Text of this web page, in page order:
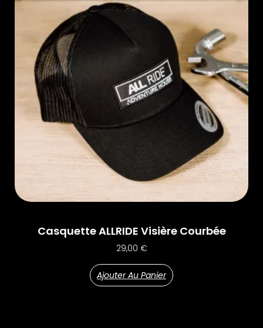
Casquette ALLRIDE Visière Courbée
29,00 €
Ajouter Au Panier